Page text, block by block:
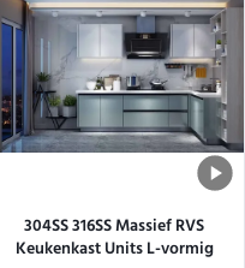
304SS 316SS Massief RVS
Keukenkast Units L-vormig